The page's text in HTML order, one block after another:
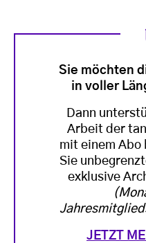
Sie möchten
in voller
Dann
Arbeit der
mit einem
Sie
exklusive
JETZT